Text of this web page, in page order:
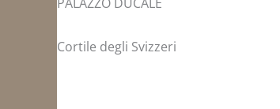
Cortile degli Svizzeri